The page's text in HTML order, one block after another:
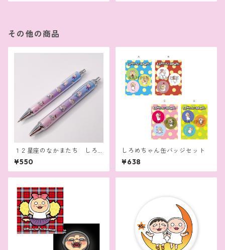
その他の商品
１２星座のなかまたち しろ
めちゃん筆記具（ボールペ
ン，シャープペン）
¥550
しろめちゃん缶バッジセット
¥638